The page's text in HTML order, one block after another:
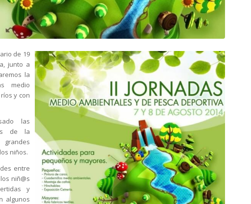
de 19
junto a
la
medio
y con
las
de la
niños.
entre
niñ@s
y
algunos